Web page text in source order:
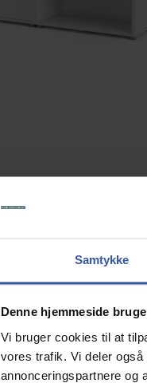
Samtykke
Denne hjemmeside
Vi bruger cookies til at
vores trafik. Vi deler
annonceringspartnere og